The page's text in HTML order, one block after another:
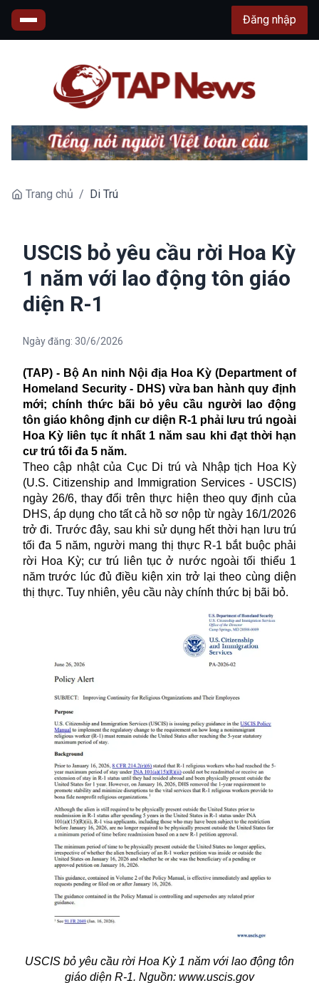
Đăng nhập
Trang chủ / Di Trú
USCIS bỏ yêu cầu rời Hoa Kỳ
1 năm với lao động tôn giáo
diện R-1
Ngày đăng: 30/6/2026
(TAP) - Bộ An ninh Nội địa Hoa Kỳ (Department of
Homeland Security - DHS) vừa ban hành quy định
mới; chính thức bãi bỏ yêu cầu người lao động
tôn giáo không định cư diện R-1 phải lưu trú ngoài
Hoa Kỳ liên tục ít nhất 1 năm sau khi đạt thời hạn
cư trú tối đa 5 năm.
Theo cập nhật của Cục Di trú và Nhập tịch Hoa Kỳ
(U.S. Citizenship and Immigration Services - USCIS)
ngày 26/6, thay đổi trên thực hiện theo quy định của
DHS, áp dụng cho tất cả hồ sơ nộp từ ngày 16/1/2026
trở đi. Trước đây, sau khi sử dụng hết thời hạn lưu trú
tối đa 5 năm, người mang thị thực R-1 bắt buộc phải
rời Hoa Kỳ; cư trú liên tục ở nước ngoài tối thiểu 1
năm trước lúc đủ điều kiện xin trở lại theo cùng diện
thị thực. Tuy nhiên, yêu cầu này chính thức bị bãi bỏ.
USCIS bỏ yêu cầu rời Hoa Kỳ 1 năm với lao động tôn
giáo diện R-1. Nguồn: www.uscis.gov